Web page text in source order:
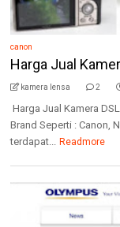
canon
Harga Jual
kamera lensa 2
Harga Jual Kamera
Brand Seperti : Canon,
terdapat... Readmore